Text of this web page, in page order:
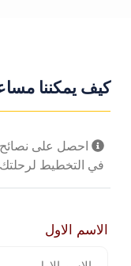
كيف يمكننا
احصل على نصائح
في التخطيط لرحلتك
الاسم الاول